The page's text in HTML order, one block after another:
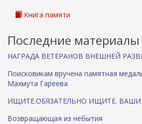
Книга памяти
Последние материалы
НАГРАДА ВЕТЕРАНОВ ВНЕШНЕЙ
Поисковикам вручена памятная
Махмута Гареева
ИЩИТЕ.ОБЯЗАТЕЛЬНО ИЩИТЕ. ВАШИ
Возвращающая из небытия